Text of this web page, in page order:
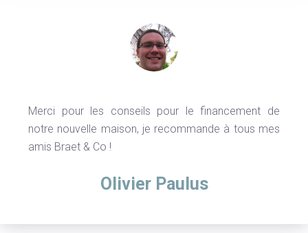
Merci pour les conseils pour le financement de
notre nouvelle maison, je recommande à tous mes
amis Braet & Co !
Olivier Paulus